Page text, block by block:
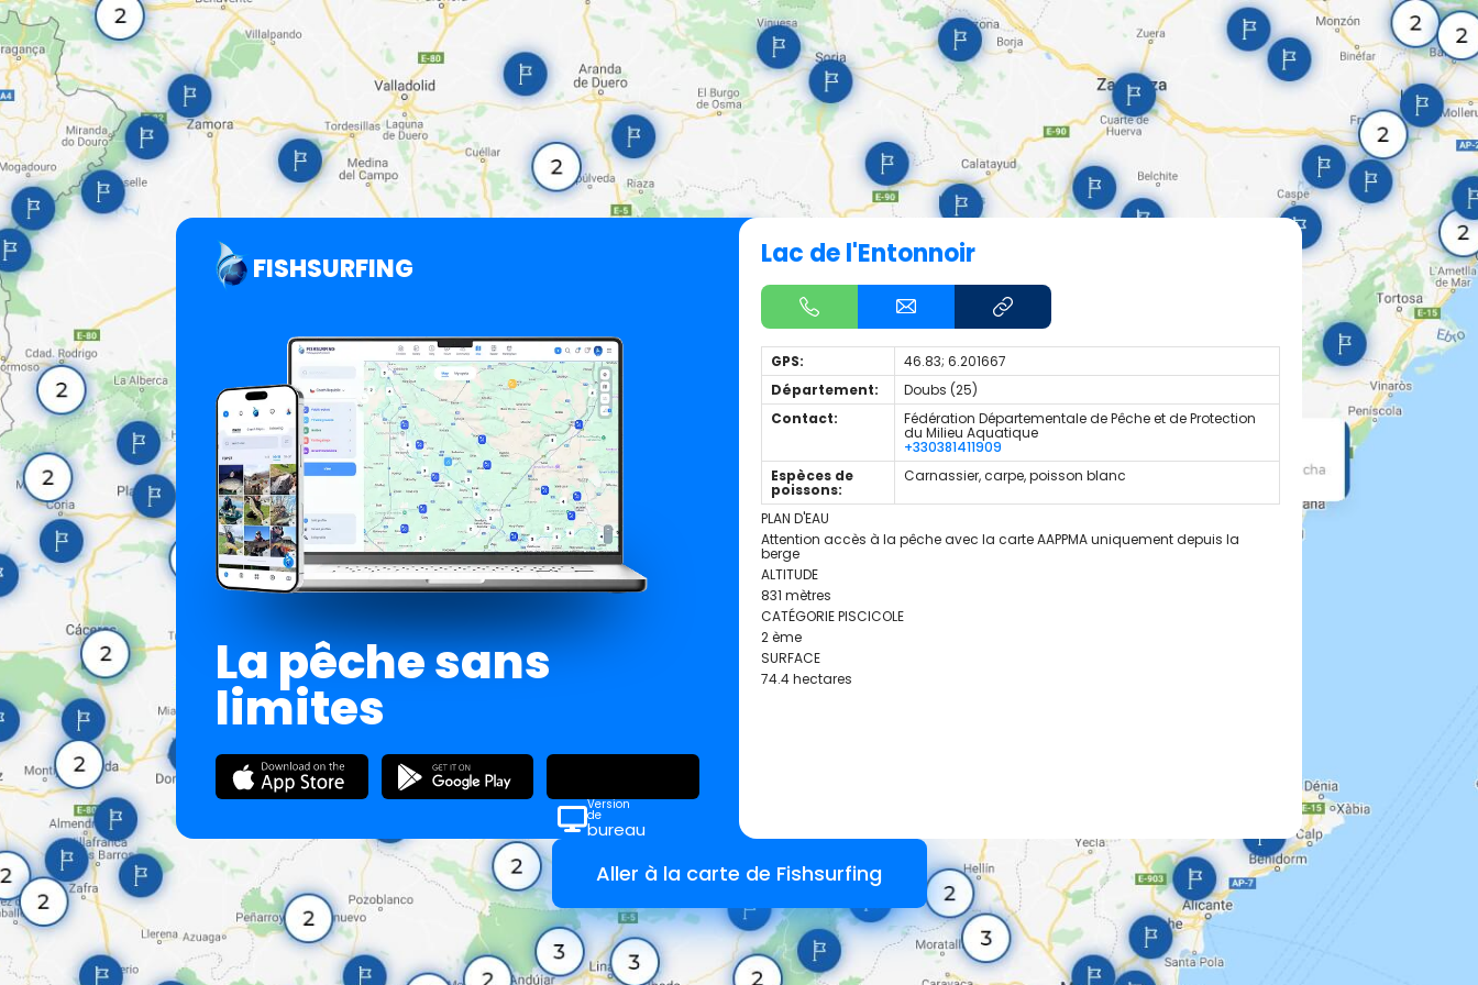
FISHSURFING
La pêche sans
limites
Version
de
bureau
Lac de l'Entonnoir
GPS:
46.83; 6.201667
Département:
Doubs (25)
Contact:
Fédération Départementale de Pêche et de Protection
du Milieu Aquatique
+330381411909
Espèces de
poissons:
Carnassier, carpe, poisson blanc
PLAN D'EAU
Attention accès à la pêche avec la carte AAPPMA uniquement depuis la
berge
ALTITUDE
831 mètres
CATÉGORIE PISCICOLE
2 ème
SURFACE
74.4 hectares
Aller à la carte de Fishsurfing